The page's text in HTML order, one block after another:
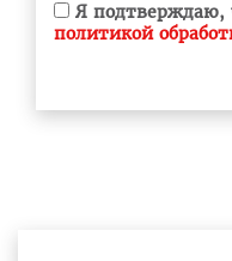
Я подтверждаю,
политикой